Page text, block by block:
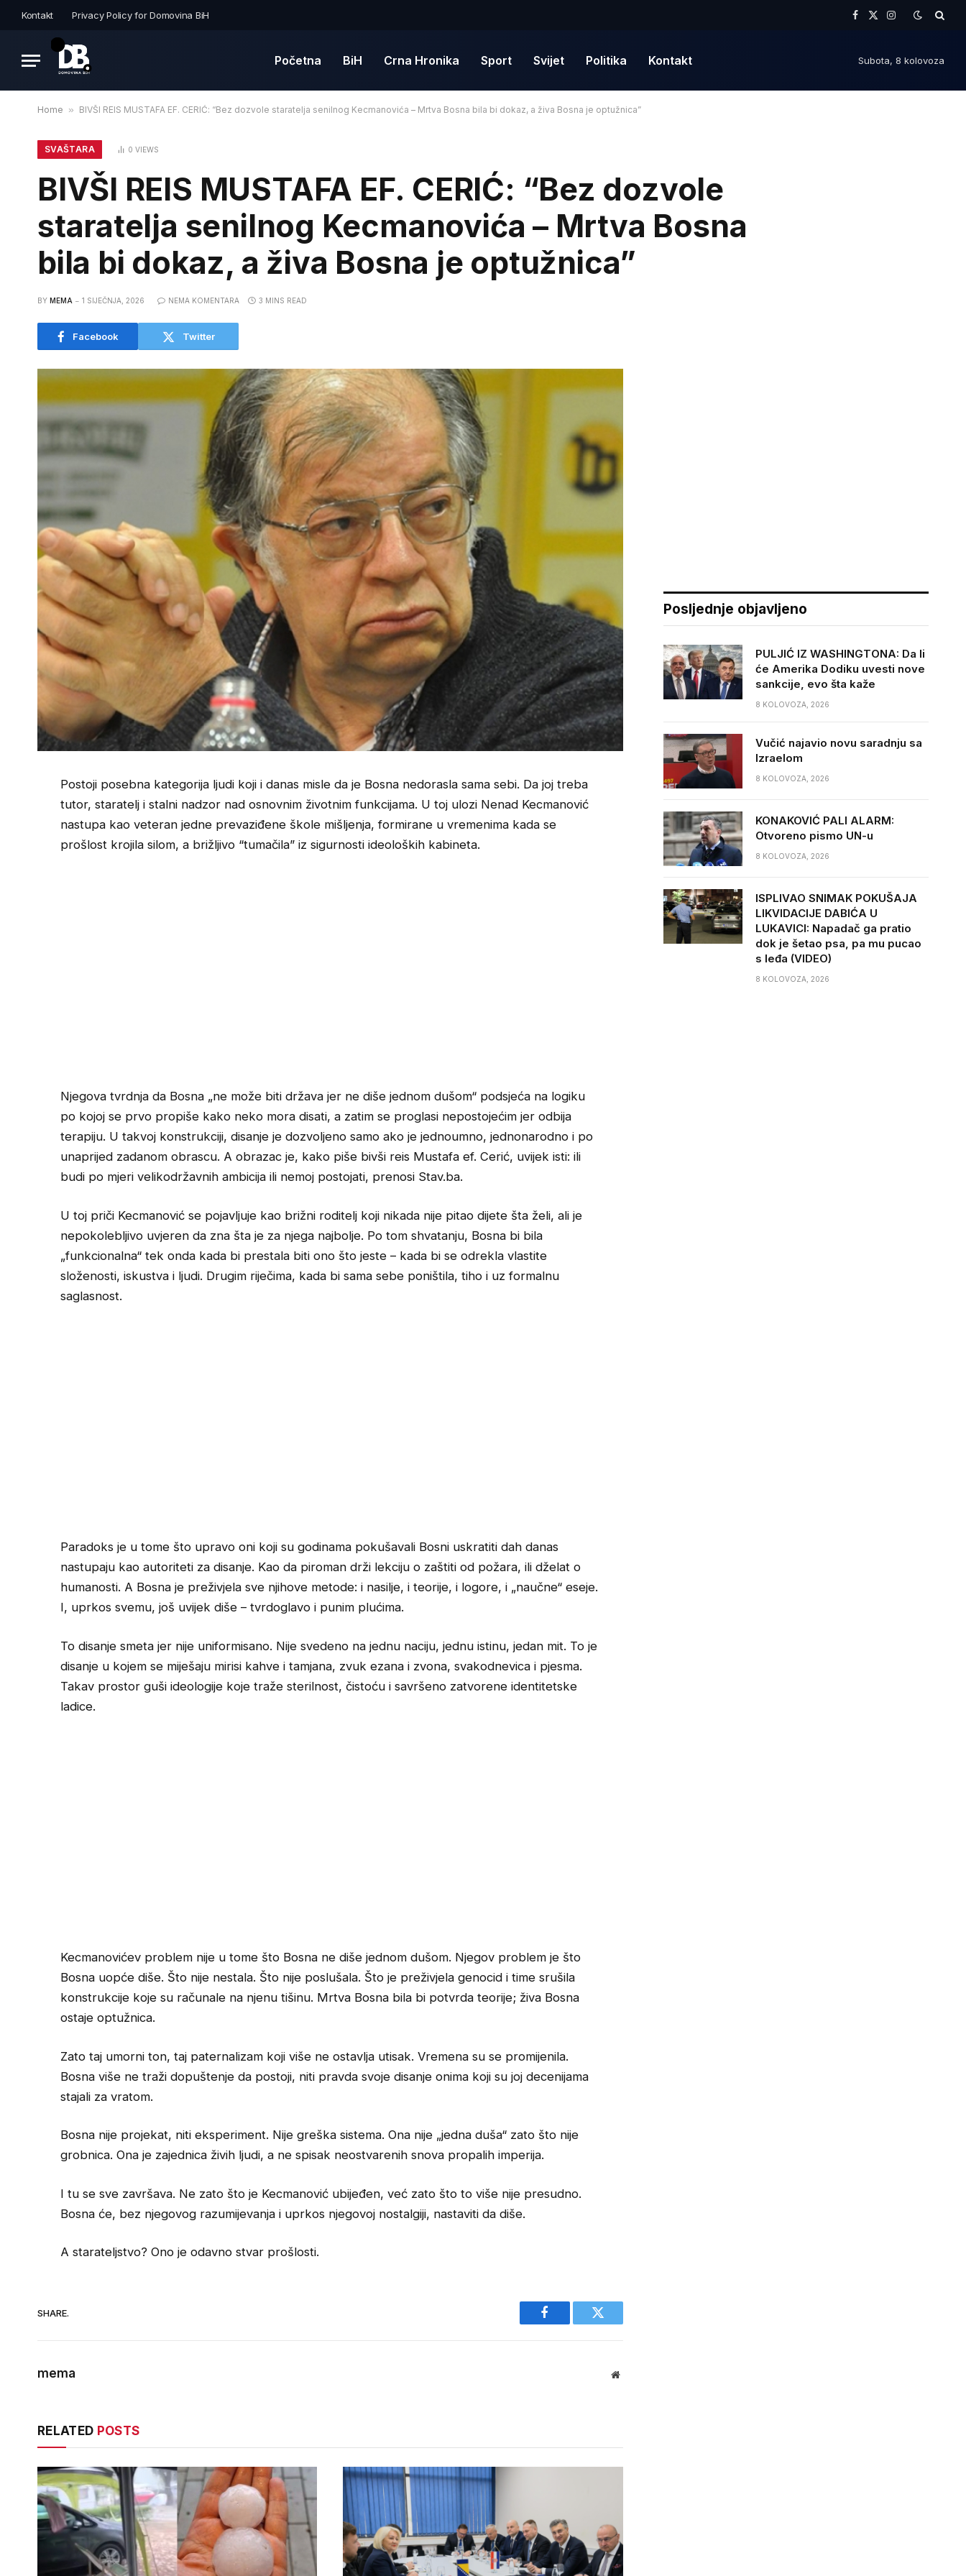
Kontakt Privacy Policy for Domovina BiH
Facebook
X
Instagram
Početna BiH Crna Hronika Sport Svijet Politika Kontakt Subota, 8 kolovoza
Home » BIVŠI REIS MUSTAFA EF. CERIĆ: “Bez dozvole staratelja senilnog Kecmanovića – Mrtva Bosna bila bi dokaz, a živa Bosna je optužnica”
SVAŠTARA 0 VIEWS
BIVŠI REIS MUSTAFA EF. CERIĆ: “Bez dozvole
staratelja senilnog Kecmanovića – Mrtva Bosna
bila bi dokaz, a živa Bosna je optužnica”
BY MEMA 1 SIJEČNJA, 2026 NEMA KOMENTARA 3 MINS READ
Facebook Twitter
Postoji posebna kategorija ljudi koji i danas misle da je Bosna nedorasla sama sebi. Da joj treba
tutor, staratelj i stalni nadzor nad osnovnim životnim funkcijama. U toj ulozi Nenad Kecmanović
nastupa kao veteran jedne prevaziđene škole mišljenja, formirane u vremenima kada se
prošlost krojila silom, a brižljivo “tumačila” iz sigurnosti ideoloških kabineta.
Njegova tvrdnja da Bosna „ne može biti država jer ne diše jednom dušom“ podsjeća na logiku
po kojoj se prvo propiše kako neko mora disati, a zatim se proglasi nepostojećim jer odbija
terapiju. U takvoj konstrukciji, disanje je dozvoljeno samo ako je jednoumno, jednonarodno i po
unaprijed zadanom obrascu. A obrazac je, kako piše bivši reis Mustafa ef. Cerić, uvijek isti: ili
budi po mjeri velikodržavnih ambicija ili nemoj postojati, prenosi Stav.ba.
U toj priči Kecmanović se pojavljuje kao brižni roditelj koji nikada nije pitao dijete šta želi, ali je
nepokolebljivo uvjeren da zna šta je za njega najbolje. Po tom shvatanju, Bosna bi bila
„funkcionalna“ tek onda kada bi prestala biti ono što jeste – kada bi se odrekla vlastite
složenosti, iskustva i ljudi. Drugim riječima, kada bi sama sebe poništila, tiho i uz formalnu
saglasnost.
Paradoks je u tome što upravo oni koji su godinama pokušavali Bosni uskratiti dah danas
nastupaju kao autoriteti za disanje. Kao da piroman drži lekciju o zaštiti od požara, ili dželat o
humanosti. A Bosna je preživjela sve njihove metode: i nasilje, i teorije, i logore, i „naučne“ eseje.
I, uprkos svemu, još uvijek diše – tvrdoglavo i punim plućima.
To disanje smeta jer nije uniformisano. Nije svedeno na jednu naciju, jednu istinu, jedan mit. To je
disanje u kojem se miješaju mirisi kahve i tamjana, zvuk ezana i zvona, svakodnevica i pjesma.
Takav prostor guši ideologije koje traže sterilnost, čistoću i savršeno zatvorene identitetske
ladice.
Kecmanovićev problem nije u tome što Bosna ne diše jednom dušom. Njegov problem je što
Bosna uopće diše. Što nije nestala. Što nije poslušala. Što je preživjela genocid i time srušila
konstrukcije koje su računale na njenu tišinu. Mrtva Bosna bila bi potvrda teorije; živa Bosna
ostaje optužnica.
Zato taj umorni ton, taj paternalizam koji više ne ostavlja utisak. Vremena su se promijenila.
Bosna više ne traži dopuštenje da postoji, niti pravda svoje disanje onima koji su joj decenijama
stajali za vratom.
Bosna nije projekat, niti eksperiment. Nije greška sistema. Ona nije „jedna duša“ zato što nije
grobnica. Ona je zajednica živih ljudi, a ne spisak neostvarenih snova propalih imperija.
I tu se sve završava. Ne zato što je Kecmanović ubijeđen, već zato što to više nije presudno.
Bosna će, bez njegovog razumijevanja i uprkos njegovoj nostalgiji, nastaviti da diše.
A starateljstvo? Ono je odavno stvar prošlosti.
SHARE.
Facebook Twitter
mema Website
RELATED POSTS
Posljednje objavljeno
PULJIĆ IZ WASHINGTONA: Da li
će Amerika Dodiku uvesti nove
sankcije, evo šta kaže
8 KOLOVOZA, 2026
Vučić najavio novu saradnju sa
Izraelom
8 KOLOVOZA, 2026
KONAKOVIĆ PALI ALARM:
Otvoreno pismo UN-u
8 KOLOVOZA, 2026
ISPLIVAO SNIMAK POKUŠAJA
LIKVIDACIJE DABIĆA U
LUKAVICI: Napadač ga pratio
dok je šetao psa, pa mu pucao
s leđa (VIDEO)
8 KOLOVOZA, 2026